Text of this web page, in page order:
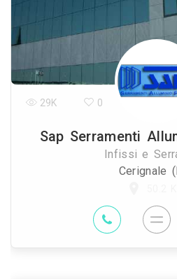
Sap Serramenti
Infissi e
Cerignale
29K 0